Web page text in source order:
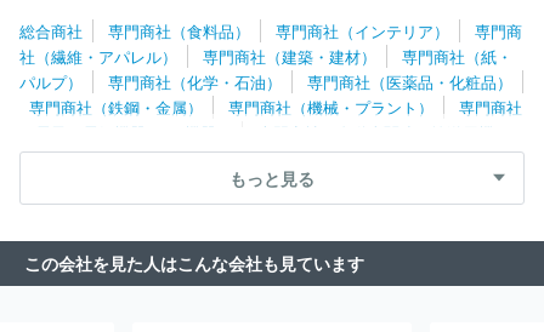
ンド商事株式会社
株式会社ナリコマエンタープライズ
小川珈琲
株式会社
伊藤忠食品株式会社 株式会社マキシム
株式会社マル
イチ産商
中部水産株式会社
名古屋エアケータリング株式会社
総合食品エスイー株式会社
岐阜中央青果株式会社
丸水札幌中央
株式会社阿部長商店
社
双日食料株式会社 株式会社ぬ利彦 三幸食品株式会社
デ
リア食品株式会社
株式会社八千代ポートリー
ＴＡ
株式会社ベジテック ベンダーサービス株式会社
中央魚類
総合商社 専門商社（食料品） 専門商社（インテリア）
専門商
社（繊維・アパレル）
専門商社（建築・建材）
専門商社（紙・
パルプ）
専門商社（化学・石油）
専門商社（医薬品・化粧品）
専門商社（鉄鋼・金属）
専門商社（機械・プラント）
専門商社
（電子・電気機器・OA機器）
専門商社（自動車関連・輸送用機
器）
専門商社（医療機器）
専門商社（文具・事務用品・日用
専門商社（スポーツ・レジャー用品） 専門商社（その他）
もっと見る
この会社を見た人はこんな会社も見ています